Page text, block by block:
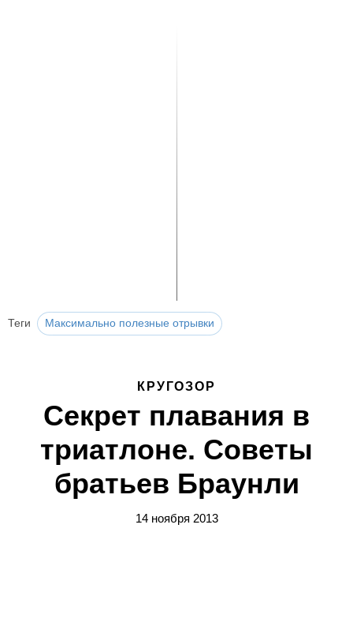
Теги Максимально полезные отрывки
КРУГОЗОР
Секрет плавания в
триатлоне. Советы
братьев Браунли
14 ноября 2013